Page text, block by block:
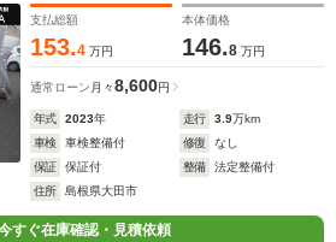
支払総額
153.4 万円
本体価格
146.8 万円
通常ローン 月々8,600円
年式 2023年 走行 3.9万km
車検
車検整備付 修復
なし
保証
保証付 整備
法定整備付
住所
島根県大田市
すぐ在庫確認・見積依頼